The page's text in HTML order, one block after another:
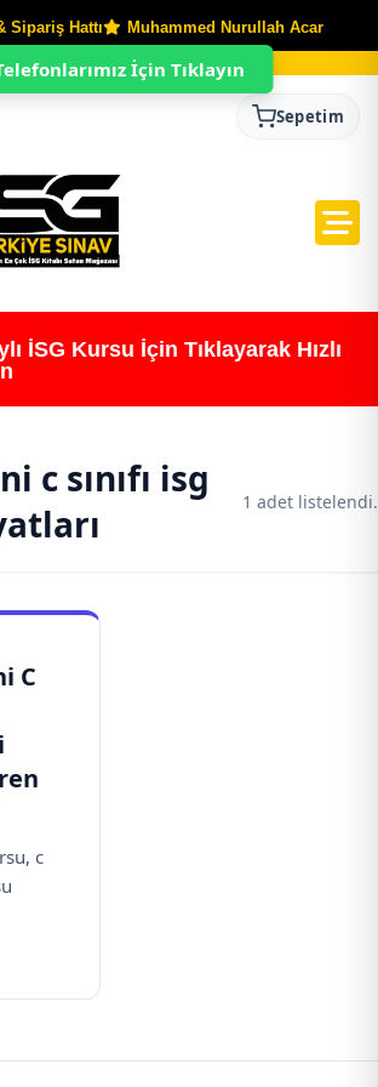
Sipariş Hattı Muhammed Nurullah Acar
Sepetim
İSG Kursu İçin Tıklayarak Hızlı
c sınıfı isg
1 adet listelendi.
C
c
İçin Tıklayın